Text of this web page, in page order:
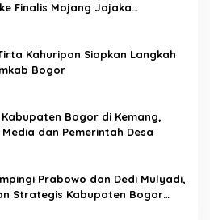
Finalis Mojang Jajaka
Kahuripan Siapkan Langkah
Bogor
Bogor di Kemang,
dan Pemerintah Desa
Prabowo dan Dedi Mulyadi,
Strategis Kabupaten Bogor